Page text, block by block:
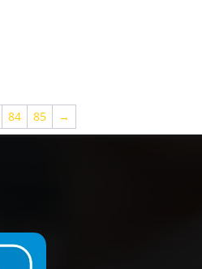
84 85 →